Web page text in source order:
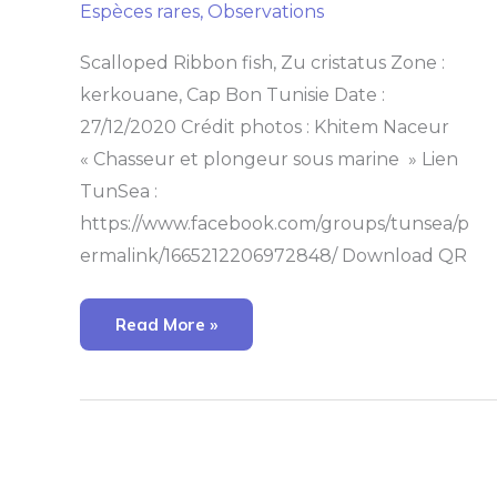
Espèces rares, Observations
Scalloped Ribbon fish, Zu cristatus Zone :
kerkouane, Cap Bon Tunisie Date :
27/12/2020 Crédit photos : Khitem Naceur
« Chasseur et plongeur sous marine » Lien
TunSea :
https://www.facebook.com/groups/tunsea/p
ermalink/1665212206972848/ Download QR
Read More »